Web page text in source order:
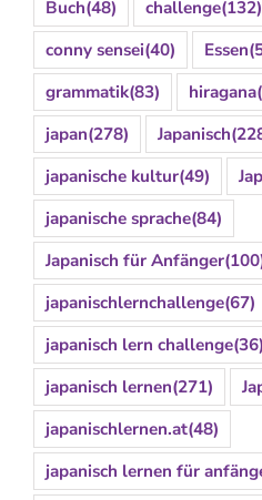
Buch(48) challenge(132)
conny sensei(40) Essen
grammatik(83) hiragana
japan(278) Japanisch
japanische kultur(49)
japanische sprache(84)
Japanisch für Anfänger
japanischlernchallenge(67)
japanisch lern challenge(36)
japanisch lernen(271)
japanischlernen.at(48)
japanisch lernen für